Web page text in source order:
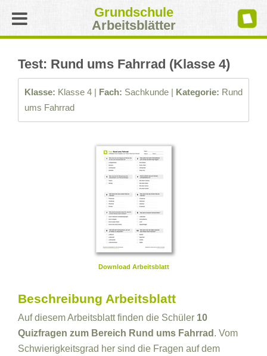
Grundschule
Arbeitsblätter
Test: Rund ums Fahrrad (Klasse 4)
Klasse: Klasse 4 | Fach: Sachkunde | Kategorie: Rund
ums Fahrrad
Download Arbeitsblatt
Beschreibung Arbeitsblatt
Auf diesem Arbeitsblatt finden die Schüler 10
Quizfragen zum Bereich Rund ums Fahrrad . Vom
Schwierigkeitsgrad her sind die Fragen auf dem